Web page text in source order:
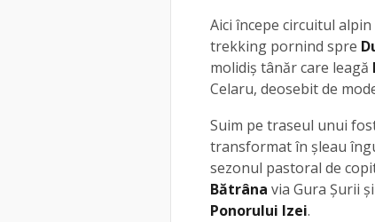
Aici începe circuitul
trekking pornind spre
molidiş tânăr care leagă
Celaru, deosebit de
Suim pe traseul unui
transformat în şleau
sezonul pastoral de
Bătrâna via Gura Şurii şi
Ponorului Izei.